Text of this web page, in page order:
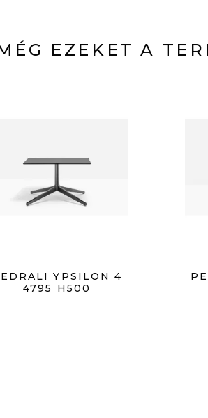
EZEKET A
YPSILON 4
4795 H500